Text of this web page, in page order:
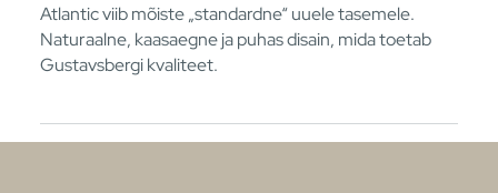
Atlantic viib mõiste „standardne“ uuele tasemele.
Naturaalne, kaasaegne ja puhas disain, mida toetab
Gustavsbergi kvaliteet.